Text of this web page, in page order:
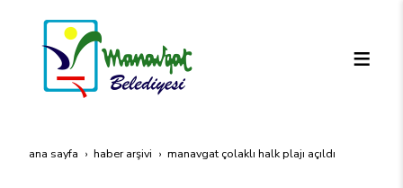
ana sayfa haber arşivi manavgat çolakli halk plaji açildi